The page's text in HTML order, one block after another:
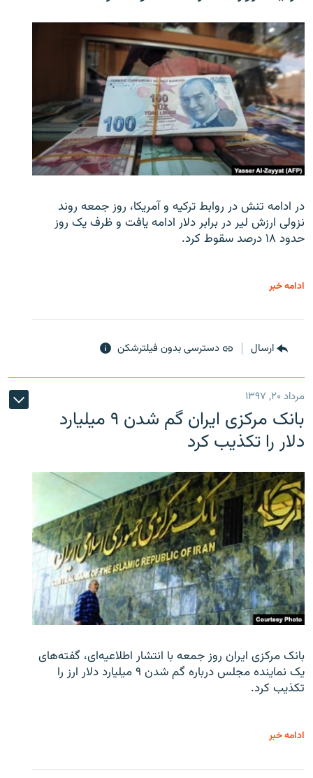
در ادامه تنش در روابط ترکیه و آمریکا، روز جمعه روند
نزولی ارزش لیر در برابر دلار ادامه یافت و ظرف یک روز
حدود ۱۸ درصد سقوط کرد.
ادامه خبر
ارسال دسترسی بدون فیلترشکن
مرداد ۲۰, ۱۳۹۷
بانک مرکزی ایران گم شدن ۹ میلیارد
دلار را تکذیب کرد
بانک مرکزی ایران روز جمعه با انتشار اطلاعیه‌ای، گفته‌های
یک نماینده مجلس درباره گم شدن ۹ میلیارد دلار ارز را
تکذیب کرد.
ادامه خبر